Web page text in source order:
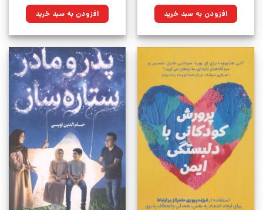
۲۸۰,۰۰۰تومان
بود.
۲۱۱,۴۰۰تومان.افزودن به سبد خرید ۳۸۰,۰۰۰تومان
بود.
۲۷۱,۷۰۰تومان.افزودن به سبد خرید